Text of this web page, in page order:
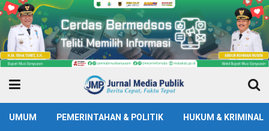
UMUM PEMERINTAHAN & POLITIK HUKUM & KRIMINAL